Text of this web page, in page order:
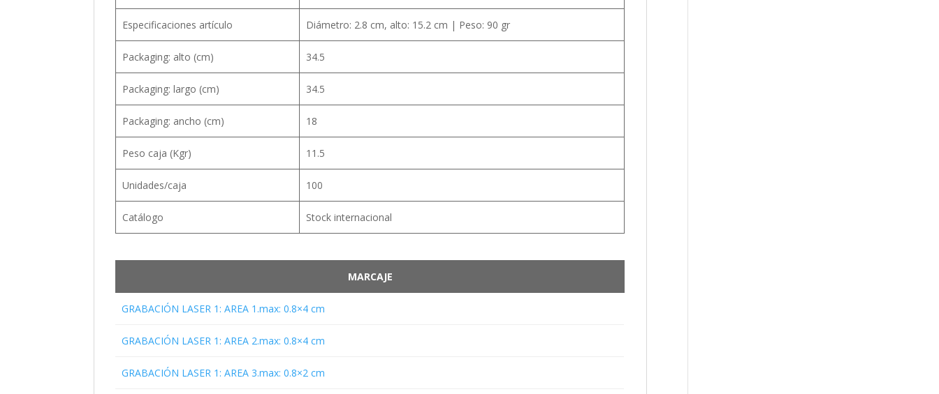
Especificaciones artículo Diámetro: 2.8 cm, alto: 15.2 cm | Peso: 90 gr
Packaging: alto (cm) 34.5
Packaging: largo (cm) 34.5
Packaging: ancho (cm) 18
Peso caja (Kgr) 11.5
Unidades/caja 100
Catálogo Stock internacional
MARCAJE
GRABACIÓN LASER 1: AREA 1.max: 0.8×4 cm
GRABACIÓN LASER 1: AREA 2.max: 0.8×4 cm
GRABACIÓN LASER 1: AREA 3.max: 0.8×2 cm